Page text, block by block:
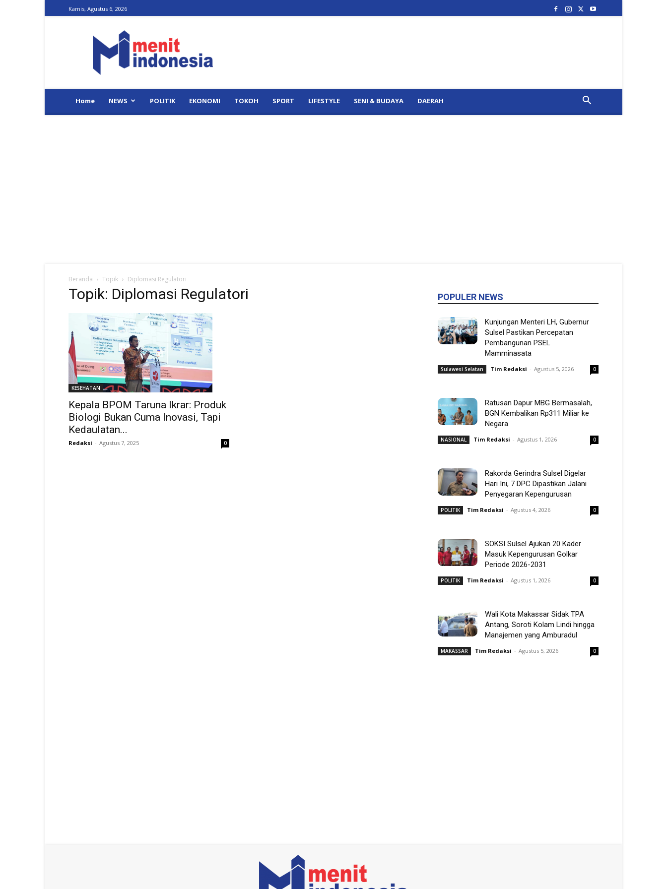
Kamis, Agustus 6, 2026
Indonesia
Home NEWS POLITIK EKONOMI TOKOH SPORT LIFESTYLE SENI & BUDAYA DAERAH
Beranda Topik Diplomasi Regulatori
Topik: Diplomasi Regulatori
KESEHATAN
Kepala BPOM Taruna Ikrar: Produk
Biologi Bukan Cuma Inovasi, Tapi
Kedaulatan...
Redaksi - Agustus 7, 2025 0
POPULER NEWS
Kunjungan Menteri LH, Gubernur
Sulsel Pastikan Percepatan
Pembangunan PSEL
Mamminasata
Sulawesi Selatan Tim Redaksi - Agustus 5, 2026 0
Ratusan Dapur MBG Bermasalah,
BGN Kembalikan Rp311 Miliar ke
Negara
NASIONAL Tim Redaksi - Agustus 1, 2026 0
Rakorda Gerindra Sulsel Digelar
Hari Ini, 7 DPC Dipastikan Jalani
Penyegaran Kepengurusan
POLITIK Tim Redaksi - Agustus 4, 2026 0
SOKSI Sulsel Ajukan 20 Kader
Masuk Kepengurusan Golkar
Periode 2026-2031
POLITIK Tim Redaksi - Agustus 1, 2026 0
Wali Kota Makassar Sidak TPA
Antang, Soroti Kolam Lindi hingga
Manajemen yang Amburadul
MAKASSAR Tim Redaksi - Agustus 5, 2026 0